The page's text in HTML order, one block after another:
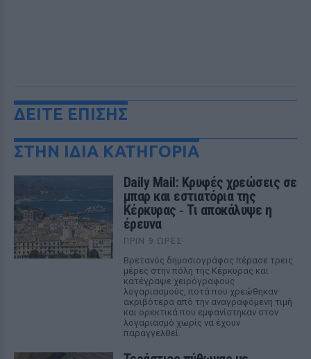
ΔΕΙΤΕ ΕΠΙΣΗΣ
ΣΤΗΝ ΙΔΙΑ ΚΑΤΗΓΟΡΙΑ
Daily Mail: Κρυφές χρεώσεις σε
μπαρ και εστιατόρια της
Κέρκυρας ‑ Τι αποκάλυψε η
έρευνα
ΠΡΙΝ 9 ΏΡΕΣ
Βρετανός δημοσιογράφος πέρασε τρεις
μέρες στην πόλη της Κέρκυρας και
κατέγραψε χειρόγραφους
λογαριασμούς, ποτά που χρεώθηκαν
ακριβότερα από την αναγραφόμενη τιμή
και ορεκτικά που εμφανίστηκαν στον
λογαριασμό χωρίς να έχουν
παραγγελθεί.